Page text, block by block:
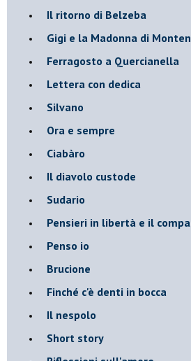
Il ritorno di Belzeba
Gigi e la Madonna di
Ferragosto a Quercianella
Lettera con dedica
Silvano
Ora e sempre
Ciabàro
Il diavolo custode
Sudario
Pensieri in libertà e il
Penso io
Brucione
Finché c'è denti in bocca
Il nespolo
Short story